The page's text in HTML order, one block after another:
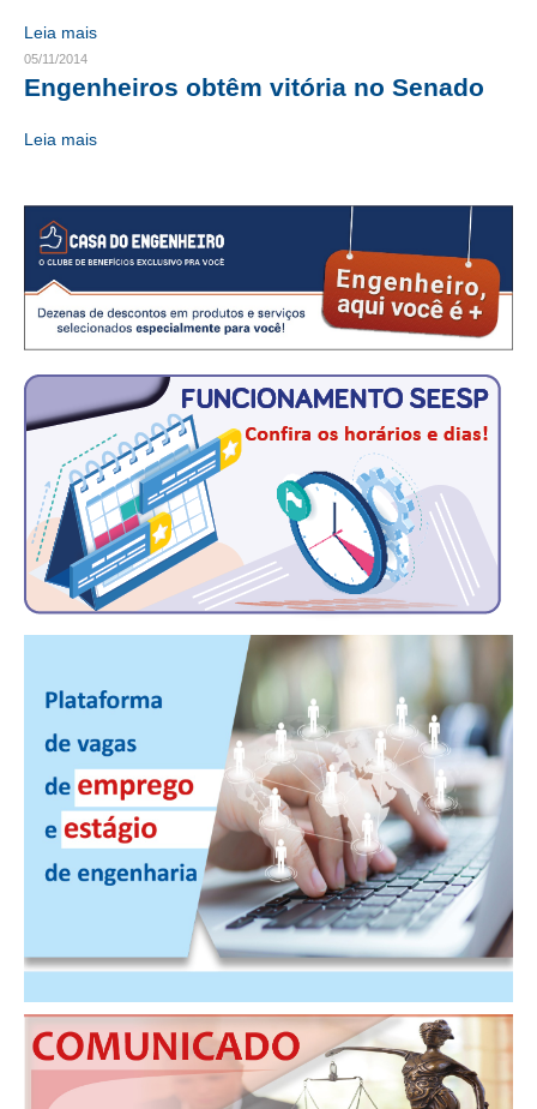
GUIA DAS ENGENHARIAS
CONTATO
CURSOS
SEESP EDUCAÇÃO
PLATAFORMAS GRATUITAS
BENEFÍCIOS
APOSENTADORIA
CONVÊNIOS
PLANO DE SAÚDE
SEESPPREV
CONSÓRCIOS
CAMPANHAS SALARIAIS
NOTÍCIAS
CONTEÚDO ESPECIAL
JORNAL DO ENGENHEIRO
SEESP NOTÍCIAS
NOTÍCIAS NO WHATSAPP
FOTOS
Leia mais
05/11/2014
Engenheiros obtêm vitória no Senado
Leia mais